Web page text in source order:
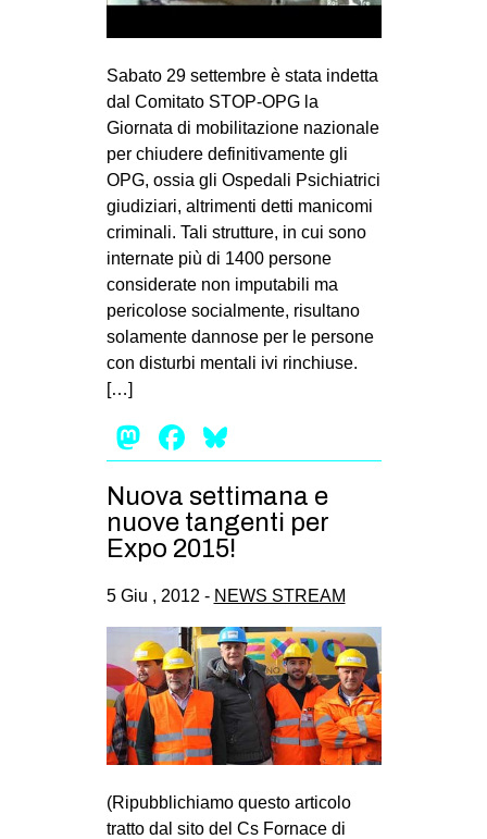
RECENSIONI
INTERNAZIONALE
AFRICA
ESTREMO ORIENTE
EUROPA
MEDIO ORIENTE
MONDO
in
Fb
bsky
ms
SEARCH
Sabato 29 settembre è stata indetta
dal Comitato STOP-OPG la
Giornata di mobilitazione nazionale
per chiudere definitivamente gli
OPG, ossia gli Ospedali Psichiatrici
giudiziari, altrimenti detti manicomi
criminali. Tali strutture, in cui sono
internate più di 1400 persone
considerate non imputabili ma
pericolose socialmente, risultano
solamente dannose per le persone
con disturbi mentali ivi rinchiuse.
[…]
Mastodon
Facebook
Nuova settimana e
nuove tangenti per
Expo 2015!
5 Giu , 2012 - NEWS STREAM
(Ripubblichiamo questo articolo
tratto dal sito del Cs Fornace di